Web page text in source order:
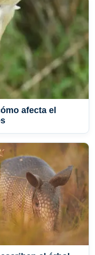
afecta el